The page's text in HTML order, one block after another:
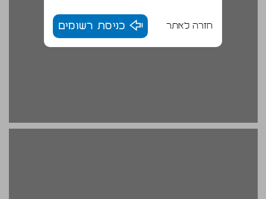
חזרה לאתר כניסת רשומים